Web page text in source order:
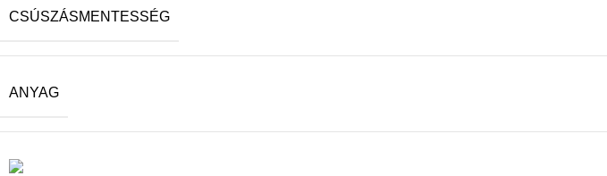
CSÚSZÁSMENTESSÉG
ANYAG